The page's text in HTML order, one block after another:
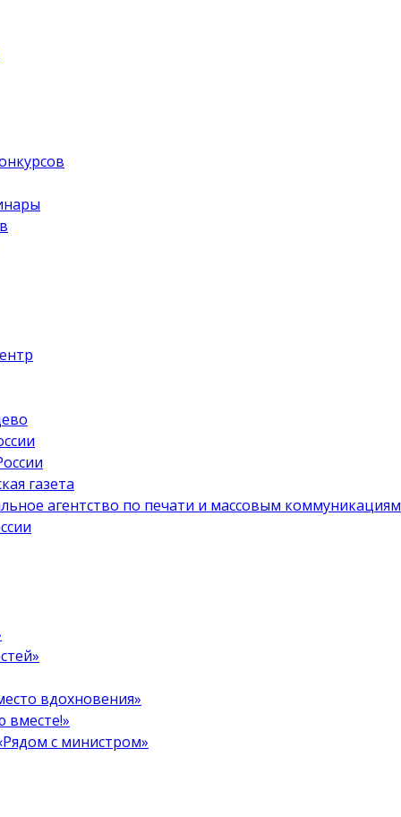
газета
агентство по печати и массовым коммуникациям
вдохновения»
вместе!»
с министром»